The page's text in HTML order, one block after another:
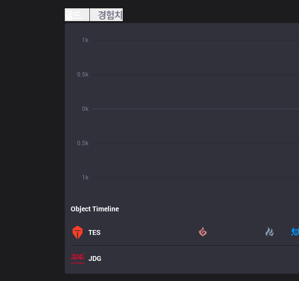
경험치
1k
0.5k
0k
0.5k
1k
Object Timeline
TES
JDG